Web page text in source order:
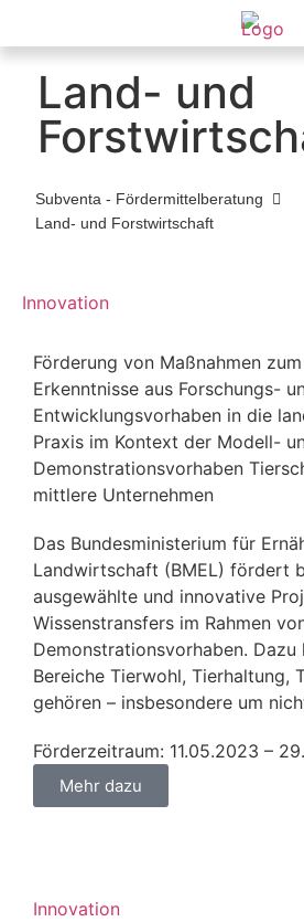
Land- und
Subventa ‐ Fördermittelberatung
Land- und Forstwirtschaft
Innovation
Förderung von Maßnahmen
Erkenntnisse aus Forschungs-
Entwicklungsvorhaben in die
Praxis im Kontext der Modell-
Demonstrationsvorhaben
mittlere Unternehmen
Das Bundesministerium für
Landwirtschaft (BMEL) fördert
ausgewählte und innovative
Wissenstransfers im Rahmen
Demonstrationsvorhaben. Dazu
Bereiche Tierwohl, Tierhaltung,
gehören – insbesondere um
Förderzeitraum: 11.05.2023 –
Mehr dazu
Innovation